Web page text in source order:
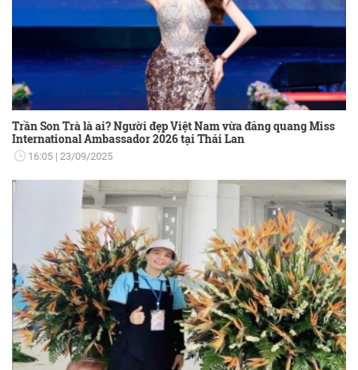
Trần Son Trà là ai? Người đẹp Việt Nam vừa đăng quang Miss
International Ambassador 2026 tại Thái Lan
16:05 23/09/2025